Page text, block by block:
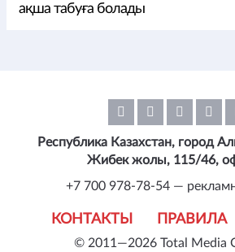
ақша табуға болады
© 2011—2026 Total Media
КОНТАКТЫ ПРАВИЛА
Республика Казахстан, город
Жибек жолы, 115/46,
+7 700 978-78-54 —